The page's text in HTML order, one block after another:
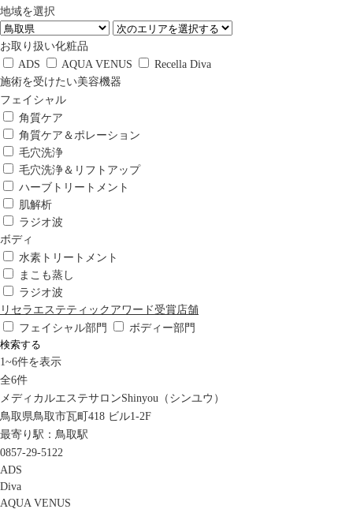
地域を選択
お取り扱い化粧品
ADS
AQUA VENUS
Recella Diva
施術を受けたい美容機器
フェイシャル
角質ケア
角質ケア＆ポレーション
毛穴洗浄
毛穴洗浄＆リフトアップ
ハーブトリートメント
肌解析
ラジオ波
ボディ
水素トリートメント
まこも蒸し
ラジオ波
リセラエステティックアワード受賞店舗
フェイシャル部門
ボディー部門
検索する
1~6件を表示
全6件
メディカルエステサロンShinyou（シンユウ）
鳥取県鳥取市瓦町418 ビル1-2F
最寄り駅：鳥取駅
0857-29-5122
ADS
Diva
AQUA VENUS